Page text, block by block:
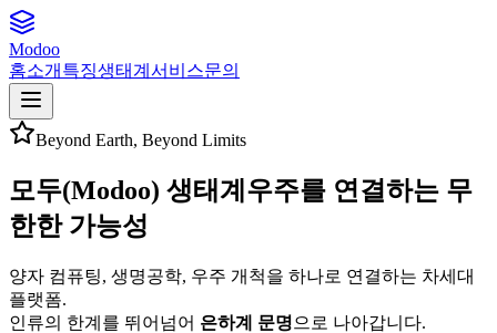
Modoo
홈소개 특징생태계 서비스문의
Beyond Earth, Beyond Limits
모두(Modoo) 생태계 우주를 연결하는 무
한한 가능성
양자 컴퓨팅, 생명공학, 우주 개척을 하나로 연결하는 차세대
플랫폼.
인류의 한계를 뛰어넘어 은하계 문명으로 나아갑니다.